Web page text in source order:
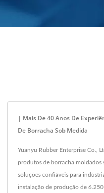
| Mais De 40 Anos De
De Borracha Sob Medida
Yuanyu Rubber Enterprise Co.,
produtos de borracha moldados
soluções confiáveis para
instalação de produção de 6.250